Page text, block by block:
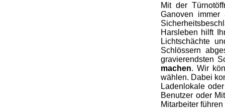
Mit der
Ganoven
Harsleben hilft
Lichtschächte
Schlössern
gravierendsten
machen. Wir
wählen. Dabei
Ladenlokale
Benutzer oder
Mitarbeiter